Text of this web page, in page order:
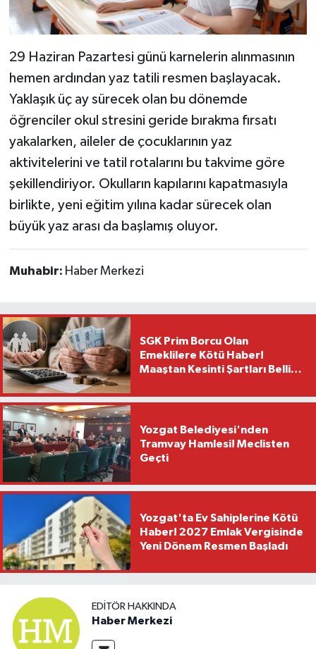
29 Haziran Pazartesi günü karnelerin alınmasının
hemen ardından yaz tatili resmen başlayacak.
Yaklaşık üç ay sürecek olan bu dönemde
öğrenciler okul stresini geride bırakma fırsatı
yakalarken, aileler de çocuklarının yaz
aktivitelerini ve tatil rotalarını bu takvime göre
şekillendiriyor. Okulların kapılarını kapatmasıyla
birlikte, yeni eğitim yılına kadar sürecek olan
büyük yaz arası da başlamış oluyor.
Muhabir: Haber Merkezi
SGK Prim Borcu Olan
Emeklilere Kötü Haber!
Maaştan Kesinti Şartları Belli
Yozgat Belediyesi'nden
Tramvay Hamlesi! Meclisten
Geçti
Yozgat'ta Ev Sahiplerine Kötü
Haber! 2027 Emlak Vergisinde
Yeni Dönem Resmen Başladı
EDITÖR HAKKINDA
Haber Merkezi